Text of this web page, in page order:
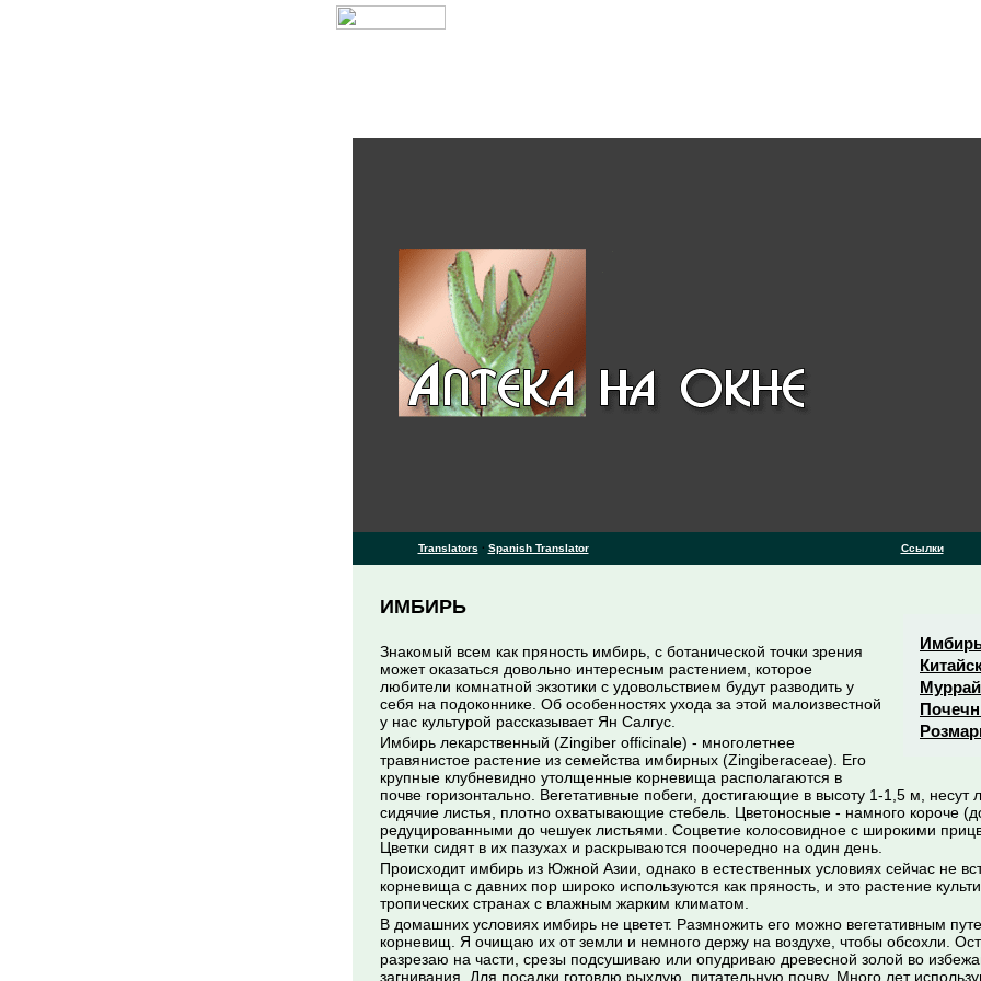
Translators · Spanish Translator Ссылки
ИМБИРЬ
Знакомый всем как пряность имбирь, с ботанической точки зрения
может оказаться довольно интересным растением, которое
любители комнатной экзотики с удовольствием будут разводить у
себя на подоконнике. Об особенностях ухода за этой малоизвестной
у нас культурой рассказывает Ян Салгус.
Имбирь лекарственный (Zingiber officinale) - многолетнее
травянистое растение из семейства имбирных (Zingiberaceae). Его
крупные клубневидно утолщенные корневища располагаются в
почве горизонтально. Вегетативные побеги, достигающие в высоту 1-1,5 м, несут
сидячие листья, плотно охватывающие стебель. Цветоносные - намного короче
редуцированными до чешуек листьями. Соцветие колосовидное с широкими
Цветки сидят в их пазухах и раскрываются поочередно на один день.
Происходит имбирь из Южной Азии, однако в естественных условиях сейчас не
корневища с давних пор широко используются как пряность, и это растение
тропических странах с влажным жарким климатом.
В домашних условиях имбирь не цветет. Размножить его можно вегетативным
корневищ. Я очищаю их от земли и немного держу на воздухе, чтобы обсохли.
разрезаю на части, срезы подсушиваю или опудриваю древесной золой во
загнивания. Для посадки готовлю рыхлую, питательную почву. Много лет